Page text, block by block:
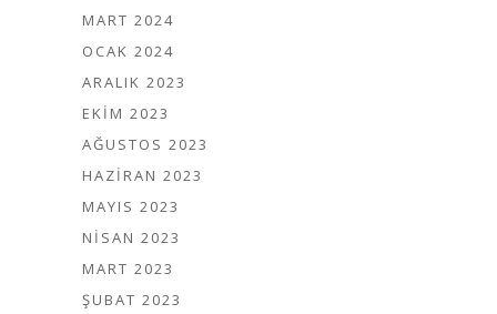
MART 2024
OCAK 2024
ARALIK 2023
EKIM 2023
AĞUSTOS 2023
HAZIRAN 2023
MAYIS 2023
NISAN 2023
MART 2023
ŞUBAT 2023